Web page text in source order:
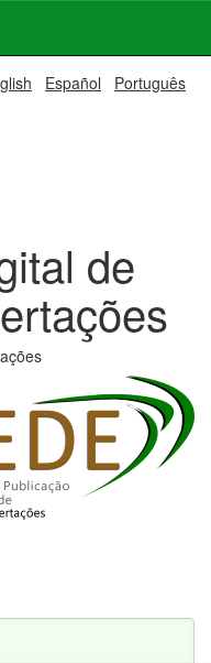
Español Português
de